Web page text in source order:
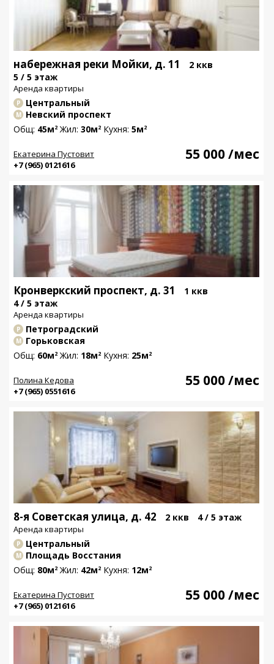
55 000/мес
Екатерина Пустовит
+7 (965) 0121616
набережная реки Мойки, д. 11
2 ккв
5 / 5 этаж
Аренда квартиры
Р Центральный
М Невский проспект
Общ: 45м2Жил: 30м2Кухня: 5м2
55 000/мес
Полина Кедова
+7 (965) 0551616
Кронверкский проспект, д. 31
1 ккв
4 / 5 этаж
Аренда квартиры
Р Петроградский
М Горьковская
Общ: 60м2Жил: 18м2Кухня: 25м2
55 000/мес
Екатерина Пустовит
+7 (965) 0121616
8-я Советская улица, д. 42 2 ккв 4 / 5 этаж
Аренда квартиры
Р Центральный
М Площадь Восстания
Общ: 80м2Жил: 42м2Кухня: 12м2